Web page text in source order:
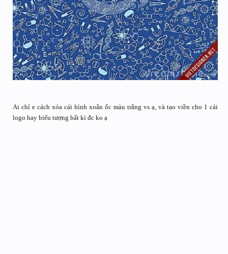
Ai chỉ e cách xóa cái hình xoắn ốc màu trắng vs ạ, và tạo viền cho 1 cái
logo hay biểu tượng bất kì đc ko ạ